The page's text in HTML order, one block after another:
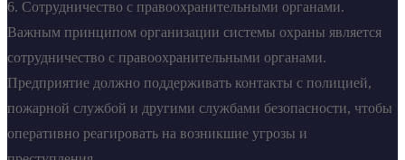
6. Сотрудничество с правоохранительными органами.
Важным принципом организации системы охраны является
сотрудничество с правоохранительными органами.
Предприятие должно поддерживать контакты с полицией,
пожарной службой и другими службами безопасности, чтобы
оперативно реагировать на возникшие угрозы и